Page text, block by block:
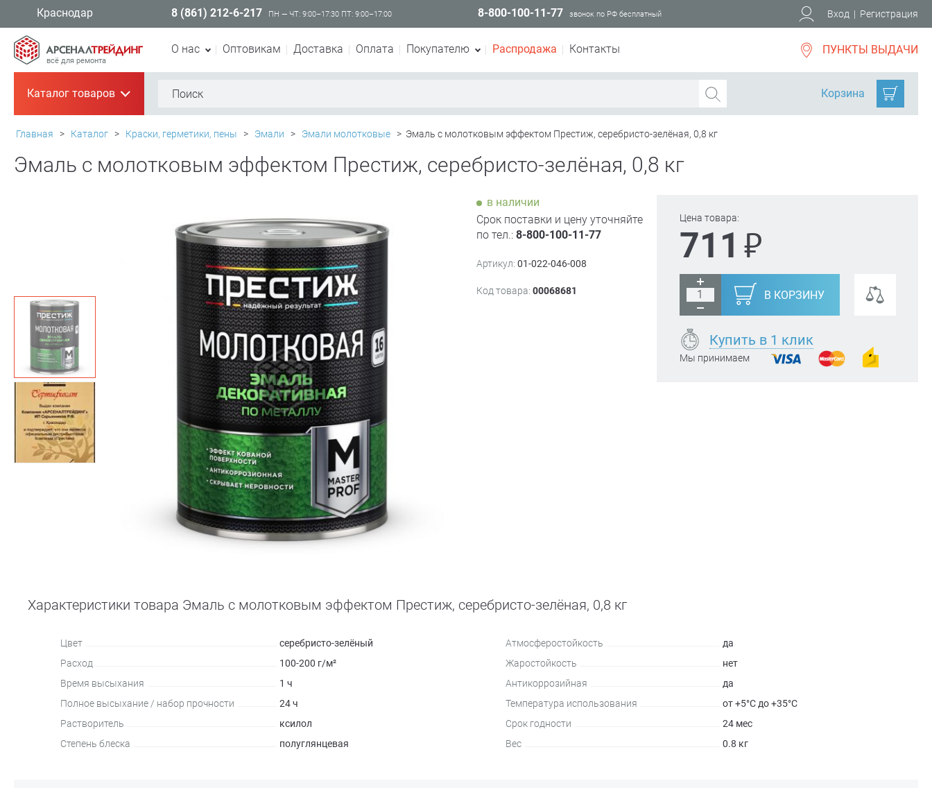
Краснодар 8 (861) 212-6-217 ПН — ЧТ: 9:00–17:30 ПТ: 9:00–17:00 8-800-100-11-77 звонок по РФ бесплатный Вход | Регистрация
всё для ремонта
О нас Оптовикам Доставка Оплата Покупателю Распродажа Контакты ПУНКТЫ ВЫДАЧИ
Каталог товаров+ Корзина
Главная > Каталог > Краски, герметики, пены > Эмали > Эмали молотковые > Эмаль с молотковым эффектом Престиж, серебристо-зелёная, 0,8 кг
Эмаль с молотковым эффектом Престиж, серебристо-зелёная, 0,8 кг
Цена товара:
711 ₽
В КОРЗИНУ
Купить в 1 клик
Мы принимаем
в наличии
Срок поставки и цену уточняйте
по тел.:8-800-100-11-77
Артикул: 01-022-046-008
Код товара: 00068681
Характеристики товара Эмаль с молотковым эффектом Престиж, серебристо-зелёная, 0,8 кг
Цвет
серебристо-зелёный
Расход
100-200 г/м²
Время высыхания
1 ч
Полное высыхание / набор прочности
24 ч
Растворитель
ксилол
Степень блеска
полуглянцевая
Атмосферостойкость
да
Жаростойкость
нет
Антикоррозийная
да
Температура использования
от +5°С до +35°С
Срок годности
24 мес
Вес
0.8 кг